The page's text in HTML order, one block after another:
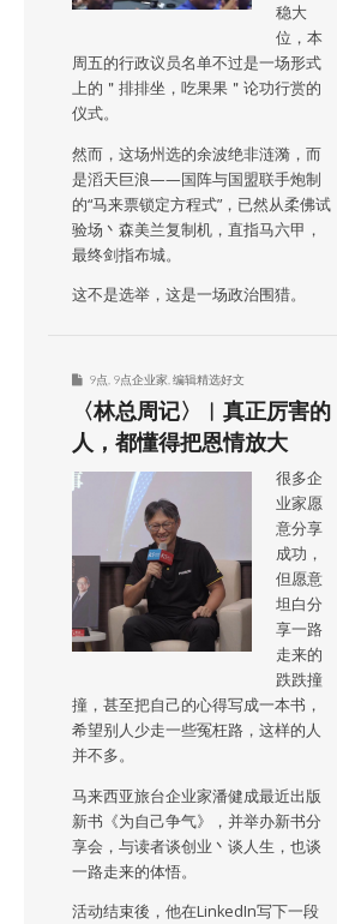
稳大
位，本
周五的行政议员名单不过是一场形式
上的＂排排坐，吃果果＂论功行赏的
仪式。
然而，这场州选的余波绝非涟漪，而
是滔天巨浪——国阵与国盟联手炮制
的“马来票锁定方程式”，已然从柔佛试
验场丶森美兰复制机，直指马六甲，
最终剑指布城。
这不是选举，这是一场政治围猎。
9点 9点企业家 编辑精选好文
〈林总周记〉︱真正厉害的
人，都懂得把恩情放大
很多企
业家愿
意分享
成功，
但愿意
坦白分
享一路
走来的
跌跌撞
撞，甚至把自己的心得写成一本书，
希望别人少走一些冤枉路，这样的人
并不多。
马来西亚旅台企业家潘健成最近出版
新书《为自己争气》，并举办新书分
享会，与读者谈创业丶谈人生，也谈
一路走来的体悟。
活动结束後，他在LinkedIn写下一段